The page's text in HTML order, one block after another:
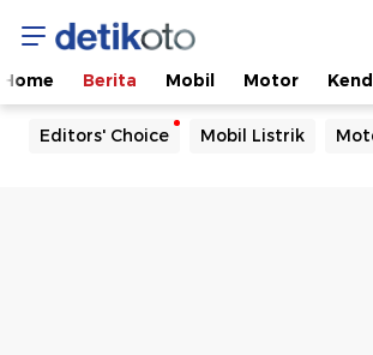
Home Berita Mobil Motor
Editors' Choice Mobil Listrik